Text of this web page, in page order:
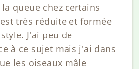
queue chez certains
très réduite et formée
J'ai peu de
à ce sujet mais j'ai dans
les oiseaux mâle